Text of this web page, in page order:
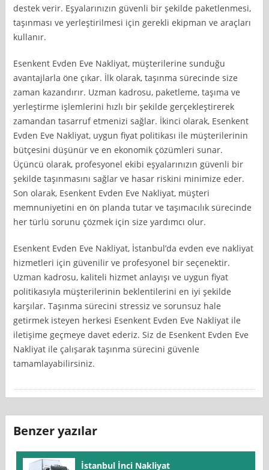
destek verir. Eşyalarınızın güvenli bir şekilde paketlenmesi,
taşınması ve yerleştirilmesi için gerekli ekipman ve araçları
kullanır.
Esenkent Evden Eve Nakliyat, müşterilerine sunduğu
avantajlarla öne çıkar. İlk olarak, taşınma sürecinde size
zaman kazandırır. Uzman kadrosu, paketleme, taşıma ve
yerleştirme işlemlerini hızlı bir şekilde gerçekleştirerek
zamandan tasarruf etmenizi sağlar. İkinci olarak, Esenkent
Evden Eve Nakliyat, uygun fiyat politikası ile müşterilerinin
bütçesini düşünür ve en ekonomik çözümleri sunar.
Üçüncü olarak, profesyonel ekibi eşyalarınızın güvenli bir
şekilde taşınmasını sağlar ve hasar riskini minimize eder.
Son olarak, Esenkent Evden Eve Nakliyat, müşteri
memnuniyetini en ön planda tutar ve taşımacılık sürecinde
her türlü sorunu çözmek için size yardımcı olur.
Esenkent Evden Eve Nakliyat, İstanbul’da evden eve nakliyat
hizmetleri için güvenilir ve profesyonel bir seçenektir.
Uzman kadrosu, kaliteli hizmet anlayışı ve uygun fiyat
politikasıyla müşterilerinin beklentilerini en iyi şekilde
karşılar. Taşınma sürecini stressiz ve sorunsuz hale
getirmek isteyen herkesi Esenkent Evden Eve Nakliyat ile
iletişime geçmeye davet ederiz. Siz de Esenkent Evden Eve
Nakliyat ile çalışarak taşınma sürecini güvenle
tamamlayabilirsiniz.
Benzer yazılar
İstanbul İnci Nakliyat